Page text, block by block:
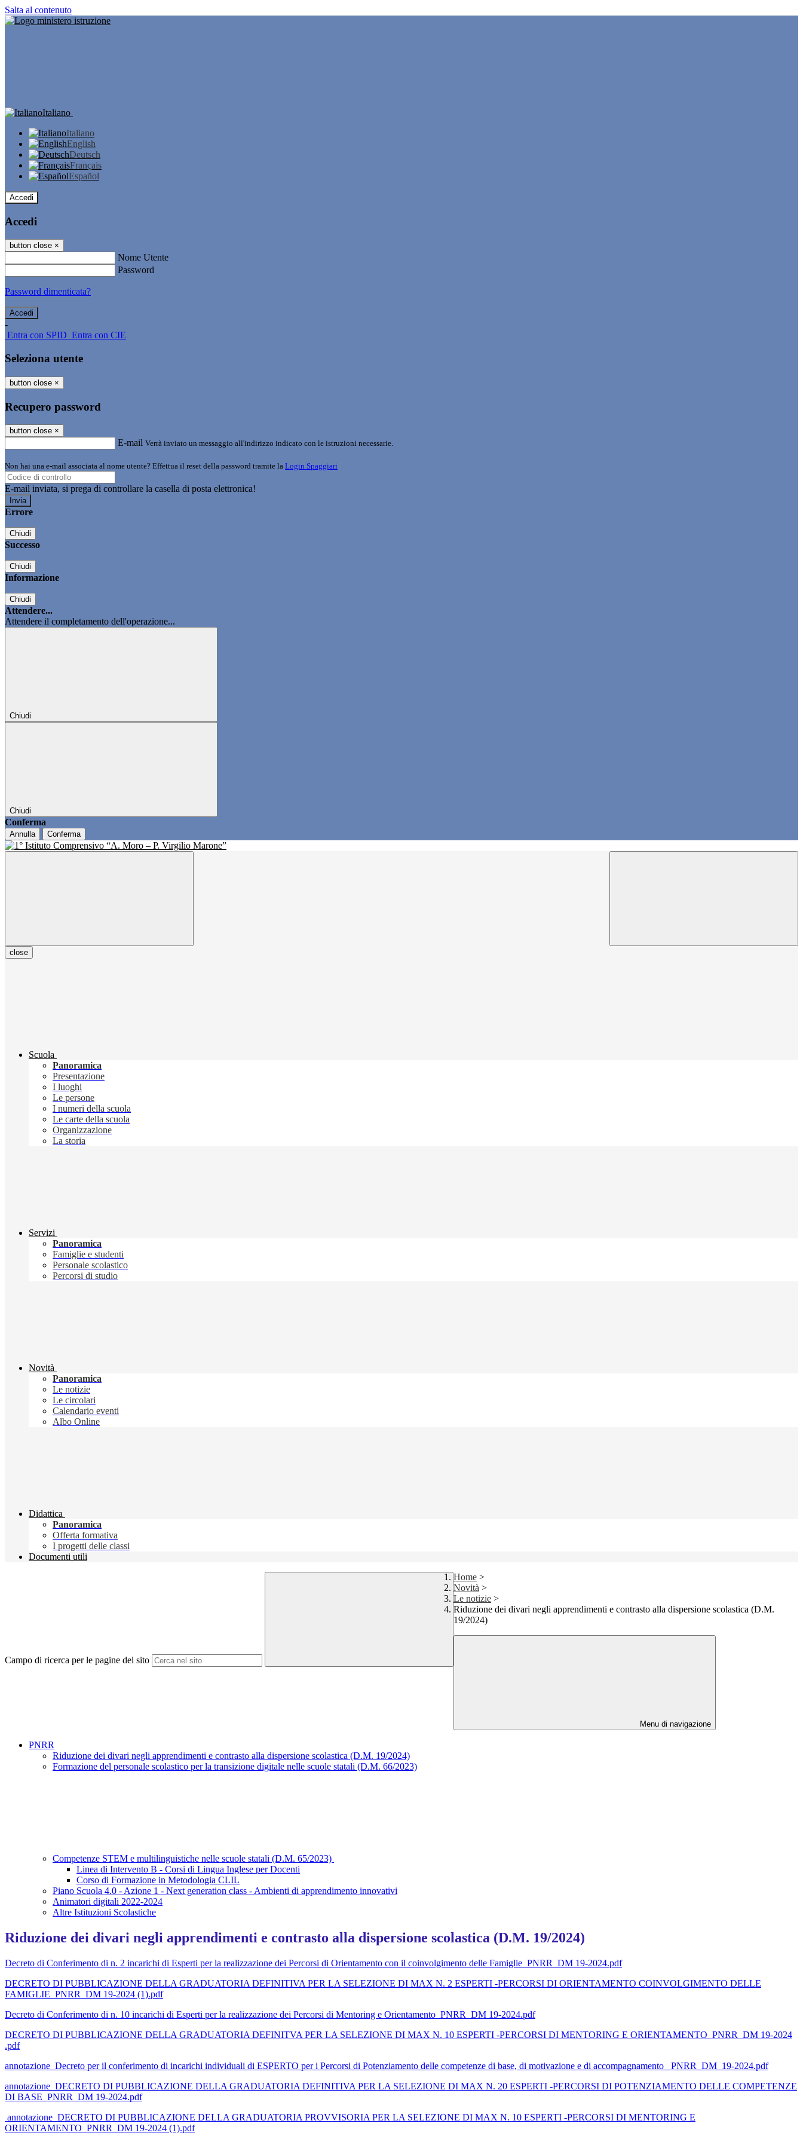
Salta al contenuto
Italiano
Italiano
English
Deutsch
Français
Español
Accedi
Accedi
button close ×
Nome Utente
Password
Password dimenticata?
-
Entra con SPID Entra con CIE
Seleziona utente
button close ×
Recupero password
button close ×
E-mail Verrà inviato un messaggio all'indirizzo indicato con le istruzioni necessarie.
Non hai una e-mail associata al nome utente? Effettua il reset della password tramite la Login Spaggiari
E-mail inviata, si prega di controllare la casella di posta elettronica!
Errore
Chiudi
Successo
Chiudi
Informazione
Chiudi
Attendere...
Attendere il completamento dell'operazione...
Chiudi
Chiudi
Conferma
Annulla Conferma
close
Scuola
Panoramica
Presentazione
I luoghi
Le persone
I numeri della scuola
Le carte della scuola
Organizzazione
La storia
Servizi
Panoramica
Famiglie e studenti
Personale scolastico
Percorsi di studio
Novità
Panoramica
Le notizie
Le circolari
Calendario eventi
Albo Online
Didattica
Panoramica
Offerta formativa
I progetti delle classi
Documenti utili
Campo di ricerca per le pagine del sito
Home >
Novità >
Le notizie >
Riduzione dei divari negli apprendimenti e contrasto alla dispersione scolastica (D.M.
19/2024)
Menu di navigazione
PNRR
Riduzione dei divari negli apprendimenti e contrasto alla dispersione scolastica (D.M. 19/2024)
Formazione del personale scolastico per la transizione digitale nelle scuole statali (D.M. 66/2023)
Competenze STEM e multilinguistiche nelle scuole statali (D.M. 65/2023)
Linea di Intervento B - Corsi di Lingua Inglese per Docenti
Corso di Formazione in Metodologia CLIL
Piano Scuola 4.0 - Azione 1 - Next generation class - Ambienti di apprendimento innovativi
Animatori digitali 2022-2024
Altre Istituzioni Scolastiche
Riduzione dei divari negli apprendimenti e contrasto alla dispersione scolastica (D.M. 19/2024)
Decreto di Conferimento di n. 2 incarichi di Esperti per la realizzazione dei Percorsi di Orientamento con il coinvolgimento delle Famiglie_PNRR_DM 19-2024.pdf
DECRETO DI PUBBLICAZIONE DELLA GRADUATORIA DEFINITIVA PER LA SELEZIONE DI MAX N. 2 ESPERTI -PERCORSI DI ORIENTAMENTO COINVOLGIMENTO DELLE
FAMIGLIE_PNRR_DM 19-2024 (1).pdf
Decreto di Conferimento di n. 10 incarichi di Esperti per la realizzazione dei Percorsi di Mentoring e Orientamento_PNRR_DM 19-2024.pdf
DECRETO DI PUBBLICAZIONE DELLA GRADUATORIA DEFINITVA PER LA SELEZIONE DI MAX N. 10 ESPERTI -PERCORSI DI MENTORING E ORIENTAMENTO_PNRR_DM 19-2024
.pdf
annotazione_Decreto per il conferimento di incarichi individuali di ESPERTO per i Percorsi di Potenziamento delle competenze di base, di motivazione e di accompagnamento _PNRR_DM_19-2024.pdf
annotazione_DECRETO DI PUBBLICAZIONE DELLA GRADUATORIA DEFINITIVA PER LA SELEZIONE DI MAX N. 20 ESPERTI -PERCORSI DI POTENZIAMENTO DELLE COMPETENZE
DI BASE_PNRR_DM 19-2024.pdf
annotazione_DECRETO DI PUBBLICAZIONE DELLA GRADUATORIA PROVVISORIA PER LA SELEZIONE DI MAX N. 10 ESPERTI -PERCORSI DI MENTORING E
ORIENTAMENTO_PNRR_DM 19-2024 (1).pdf